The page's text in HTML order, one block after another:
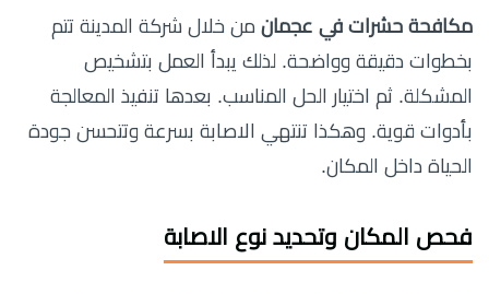
مكافحة حشرات في عجمان من خلال شركة المدينة تتم
بخطوات دقيقة وواضحة. لذلك يبدأ العمل بتشخيص
المشكلة. ثم اختيار الحل المناسب. بعدها تنفيذ المعالجة
بأدوات قوية. وهكذا تنتهي الاصابة بسرعة وتتحسن جودة
الحياة داخل المكان.
فحص المكان وتحديد نوع الاصابة